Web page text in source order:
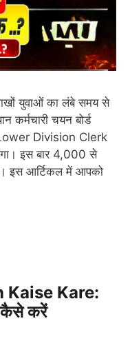
लाखों युवाओं का लंबे समय से
कर्मचारी चयन बोर्ड
Division Clerk
इस बार 4,000 से
इस आर्टिकल में आपको
Kaise Kare:
कैसे करें